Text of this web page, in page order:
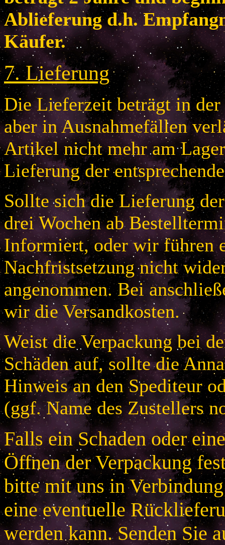
Ablieferung d.h.
Käufer.
7.Lieferung
Die Lieferzeit beträgt in der
aber in Ausnahmefällen
Artikel nicht mehr am
Lieferung der
Sollte sich die Lieferung
drei Wochen ab
Informiert, oder wir führen
Nachfristsetzung nicht
angenommen. Bei
wir die Versandkosten.
Weist die Verpackung bei
Schäden auf, sollte die
Hinweis an den Spediteur
(ggf. Name des Zustellers
Falls ein Schaden oder
Öffnen der Verpackung
bitte mit uns in
eine eventuelle
werden kann. Senden Sie